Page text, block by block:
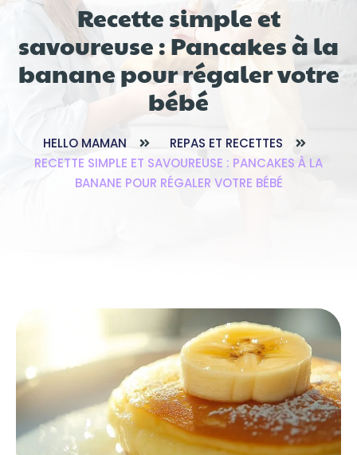
Recette simple et
savoureuse : Pancakes à la
banane pour régaler votre
bébé
HELLO MAMAN
REPAS ET RECETTES
RECETTE SIMPLE ET SAVOUREUSE : PANCAKES À LA
BANANE POUR RÉGALER VOTRE BÉBÉ